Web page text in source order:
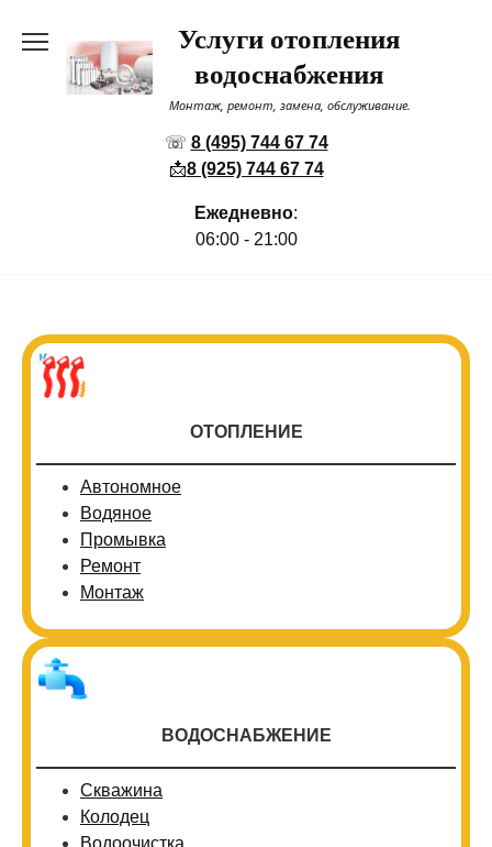
содержанию
Услуги отопления
водоснабжения
Монтаж, ремонт, замена, обслуживание.
☏ 8 (495) 744 67 74
📩8 (925) 744 67 74
Ежедневно:
06:00 - 21:00
ОТОПЛЕНИЕ
Автономное
Водяное
Промывка
Ремонт
Монтаж
ВОДОСНАБЖЕНИЕ
Скважина
Колодец
Водоочистка